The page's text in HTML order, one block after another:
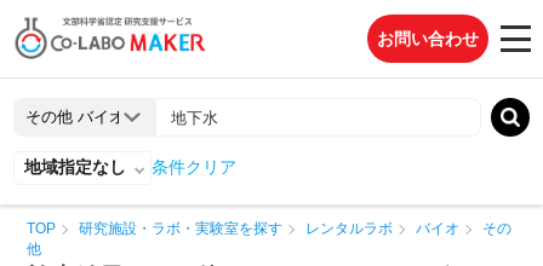
お問い合わせ
地域指定なし 条件クリア
TOP 研究施設・ラボ・実験室を探す レンタルラボ バイオ
その
他